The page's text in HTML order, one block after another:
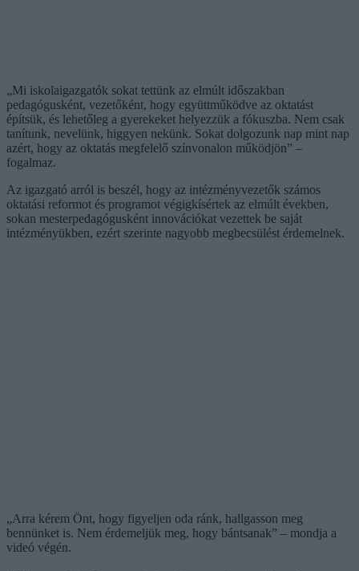
„Mi iskolaigazgatók sokat tettünk az elmúlt időszakban
pedagógusként, vezetőként, hogy együttműködve az oktatást
építsük, és lehetőleg a gyerekeket helyezzük a fókuszba. Nem csak
tanítunk, nevelünk, higgyen nekünk. Sokat dolgozunk nap mint nap
azért, hogy az oktatás megfelelő színvonalon működjön” –
fogalmaz.
Az igazgató arról is beszél, hogy az intézményvezetők számos
oktatási reformot és programot végigkísértek az elmúlt években,
sokan mesterpedagógusként innovációkat vezettek be saját
intézményükben, ezért szerinte nagyobb megbecsülést érdemelnek.
„Arra kérem Önt, hogy figyeljen oda ránk, hallgasson meg
bennünket is. Nem érdemeljük meg, hogy bántsanak” – mondja a
videó végén.